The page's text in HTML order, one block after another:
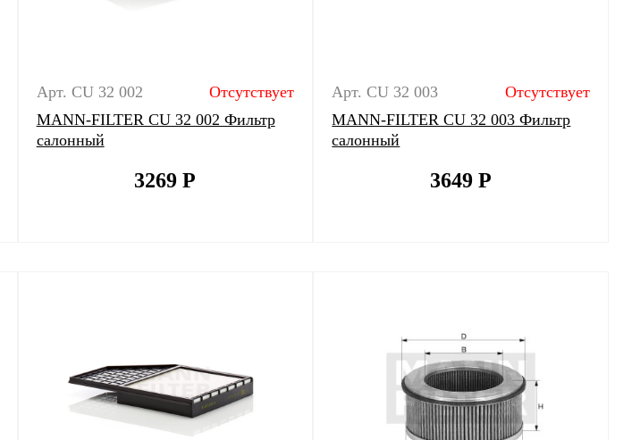
Арт. CU 32 002
Отсутствует
MANN-FILTER CU 32 002 Фильтр
салонный
3269Р
Арт. CU 32 003
Отсутствует
MANN-FILTER CU 32 003 Фильтр
салонный
3649Р